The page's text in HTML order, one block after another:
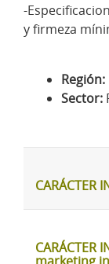
-
y firmeza
Región:
Sector:
CARÁCTER
CARÁCTER